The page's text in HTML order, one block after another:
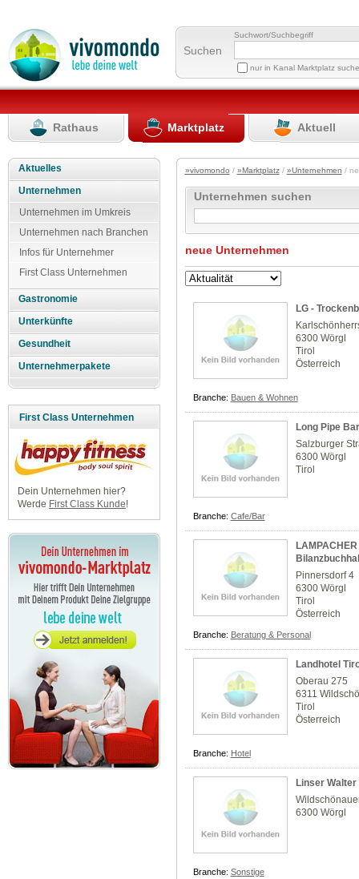
Suchen
Suchwort/Suchbegriff
nur in Kanal Marktplatz
Rathaus Marktplatz Aktuell
Aktuelles
Unternehmen
Unternehmen im Umkreis
Unternehmen nach Branchen
Infos für Unternehmer
First Class Unternehmen
Gastronomie
Unterkünfte
Gesundheit
Unternehmerpakete
First Class Unternehmen
Dein Unternehmen hier?
Werde First Class Kunde!
»vivomondo / »Marktplatz/ »Unternehmen /
Unternehmen suchen
neue Unternehmen
LG -
6300 Wörgl
Tirol
Österreich
Branche: Bauen & Wohnen
Long Pipe Bar
Salzburger
6300 Wörgl
Tirol
Branche: Cafe/Bar
Pinnersdorf 4
6300 Wörgl
Tirol
Österreich
Branche: Beratung & Personal
Landhotel
Oberau 275
6311
Tirol
Österreich
Branche: Hotel
Linser
6300 Wörgl
Branche: Sonstige